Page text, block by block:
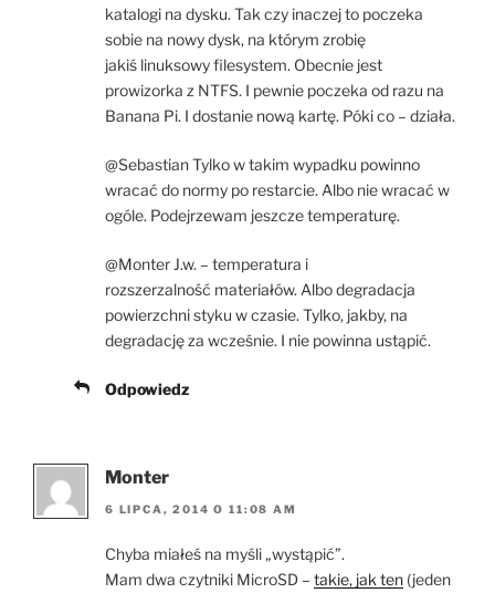
katalogi na dysku. Tak czy inaczej to poczeka
sobie na nowy dysk, na którym zrobię
jakiś linuksowy filesystem. Obecnie jest
prowizorka z NTFS. I pewnie poczeka od razu na
Banana Pi. I dostanie nową kartę. Póki co – działa.
@Sebastian Tylko w takim wypadku powinno
wracać do normy po restarcie. Albo nie wracać w
ogóle. Podejrzewam jeszcze temperaturę.
@Monter J.w. – temperatura i
rozszerzalność materiałów. Albo degradacja
powierzchni styku w czasie. Tylko, jakby, na
degradację za wcześnie. I nie powinna ustąpić.
Odpowiedz
Monter
6 LIPCA, 2014 O 11:08 AM
Chyba miałeś na myśli „wystąpić”.
Mam dwa czytniki MicroSD – takie, jak ten (jeden